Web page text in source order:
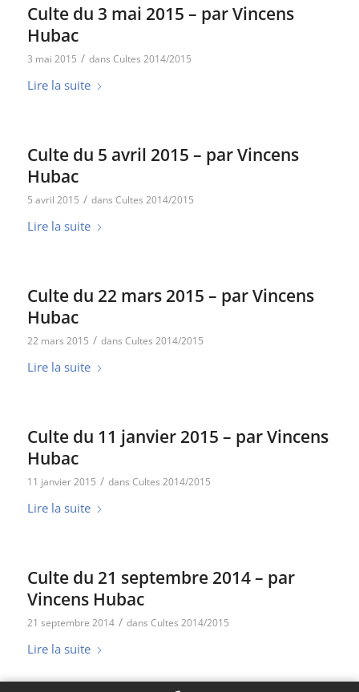
Culte du 3 mai 2015 – par Vincens
Hubac
3 mai 2015 / dans Cultes 2014/2015
Lire la suite
Culte du 5 avril 2015 – par Vincens
Hubac
5 avril 2015 / dans Cultes 2014/2015
Lire la suite
Culte du 22 mars 2015 – par Vincens
Hubac
22 mars 2015 / dans Cultes 2014/2015
Lire la suite
Culte du 11 janvier 2015 – par Vincens
Hubac
11 janvier 2015 / dans Cultes 2014/2015
Lire la suite
Culte du 21 septembre 2014 – par
Vincens Hubac
21 septembre 2014 / dans Cultes 2014/2015
Lire la suite